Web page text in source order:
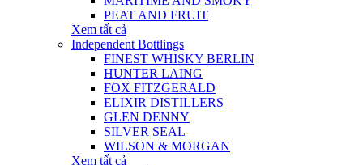
PEAT AND FRUIT
Xem tất cả
Independent Bottlings
FINEST WHISKY BERLIN
HUNTER LAING
FOX FITZGERALD
ELIXIR DISTILLERS
GLEN DENNY
SILVER SEAL
WILSON & MORGAN
Xem tất cả